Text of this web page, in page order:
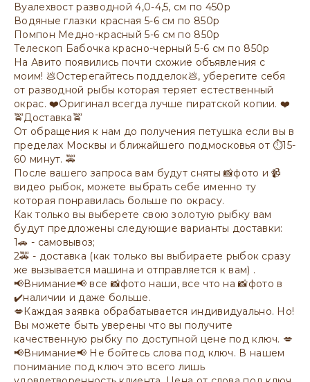
Вуалехвост разводной 4,0-4,5, см по 450р
Водяные глазки красная 5-6 см по 850р
Помпон Медно-красный 5-6 см по 850р
Телескоп Бабочка красно-черный 5-6 см по 850р
На Авито появились почти схожие объявления с
моим! 💩Остерегайтесь подделок💩, уберегите себя
от разводной рыбы которая теряет естественный
окрас. ❤️Оригинал всегда лучше пиратской копии. ❤️
🚖Доставка🚖
От обращения к нам до получения петушка если вы в
пределах Москвы и ближайшего подмосковья от ⏱15-
60 минут. 🚕
После вашего запроса вам будут сняты 📸фото и 📹
видео рыбок, можете выбрать себе именно ту
которая понравилась больше по окрасу.
Как только вы выберете свою золотую рыбку вам
будут предложены следующие варианты доставки:
1🚗 - самовывоз;
2🚕 - доставка (как только вы выбираете рыбок сразу
же вызывается машина и отправляется к вам) .
📢Внимание📢 все 📸фото наши, все что на 📸фото в
✔️наличии и даже больше.
💋Каждая заявка обрабатывается индивидуально. Но!
Вы можете быть уверены что вы получите
качественную рыбку по доступной цене под ключ. 💋
📢Внимание📢 Не бойтесь слова под ключ. В нашем
понимание под ключ это всего лишь